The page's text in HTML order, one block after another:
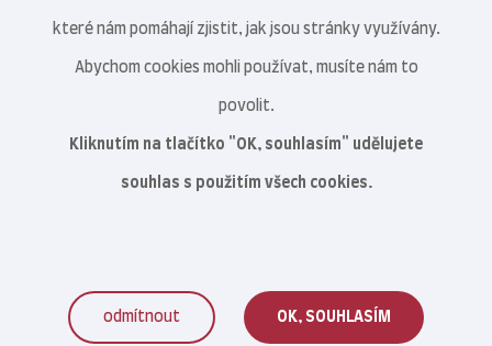
Veterinární centrum s.r.o. © 2021–2026
které nám pomáhají zjistit, jak jsou stránky využívány.
Abychom cookies mohli používat, musíte nám to
povolit.
Kliknutím na tlačítko "OK, souhlasím" udělujete
souhlas s použitím všech cookies.
odmítnout OK, SOUHLASÍM